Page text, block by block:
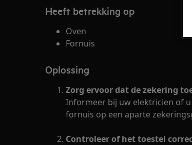
Heeft betrekking op
Oven
Fornuis
Oplossing
Zorg ervoor dat de zekering
Informeer bij uw elektricien of
fornuis op een aparte
Controleer of het toestel